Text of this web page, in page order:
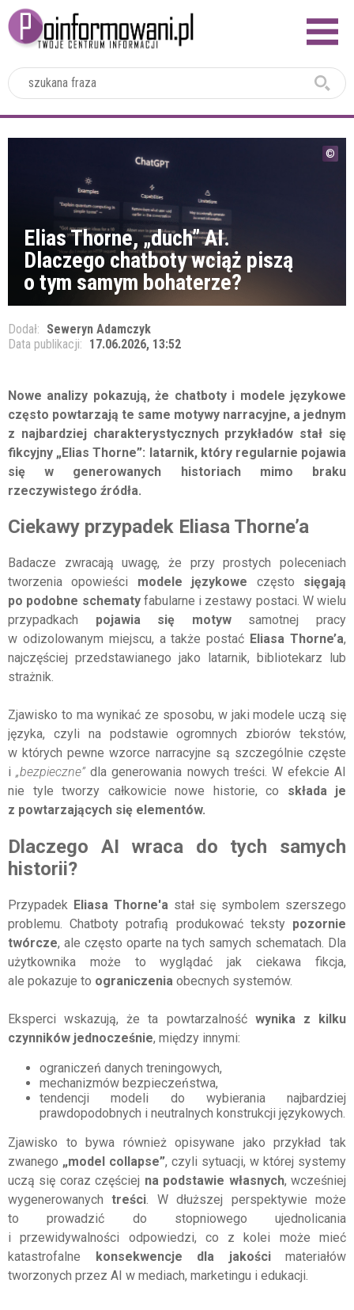
Elias Thorne, „duch” AI.
Dlaczego chatboty wciąż piszą
o tym samym bohaterze?
Dodał: Seweryn Adamczyk
Data publikacji: 17.06.2026, 13:52
Nowe analizy pokazują, że chatboty i modele językowe
często powtarzają te same motywy narracyjne, a jednym
z najbardziej charakterystycznych przykładów stał się
fikcyjny „Elias Thorne”: latarnik, który regularnie pojawia
się w generowanych historiach mimo braku
rzeczywistego źródła.
Ciekawy przypadek Eliasa Thorne’a
Badacze zwracają uwagę, że przy prostych poleceniach
tworzenia opowieści modele językowe często sięgają
po podobne schematyfabularne i zestawy postaci. W wielu
przypadkach pojawia się motywsamotnej pracy
w odizolowanym miejscu, a także postać Eliasa Thorne’a,
najczęściej przedstawianego jako latarnik, bibliotekarz lub
strażnik.
Zjawisko to ma wynikać ze sposobu, w jaki modele uczą się
języka, czyli na podstawie ogromnych zbiorów tekstów,
w których pewne wzorce narracyjne są szczególnie częste
i„bezpieczne”dla generowania nowych treści. W efekcie AI
nie tyle tworzy całkowicie nowe historie, co składa je
z powtarzających się elementów.
Dlaczego AI wraca do tych samych
historii?
Przypadek Eliasa Thorne'astał się symbolem szerszego
problemu. Chatboty potrafią produkować teksty pozornie
twórcze, ale często oparte na tych samych schematach. Dla
użytkownika może to wyglądać jak ciekawa fikcja,
ale pokazuje to ograniczenia obecnych systemów.
Eksperci wskazują, że ta powtarzalność wynika z kilku
czynników jednocześnie, między innymi:
ograniczeń danych treningowych,
mechanizmów bezpieczeństwa,
tendencji modeli do wybierania najbardziej
prawdopodobnych i neutralnych konstrukcji językowych.
Zjawisko to bywa również opisywane jako przykład tak
zwanego „model collapse”, czyli sytuacji, w której systemy
uczą się coraz częściej na podstawie własnych, wcześniej
wygenerowanychtreści. W dłuższej perspektywie może
to prowadzić do stopniowego ujednolicania
i przewidywalności odpowiedzi, co z kolei może mieć
katastrofalne
konsekwencje dla jakościmateriałów
tworzonych przez AI w mediach, marketingu i edukacji.